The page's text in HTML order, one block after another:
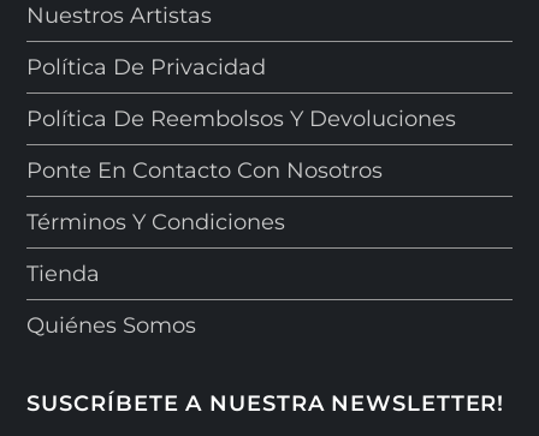
Nuestros Artistas
Política De Privacidad
Política De Reembolsos Y Devoluciones
Ponte En Contacto Con Nosotros
Términos Y Condiciones
Tienda
Quiénes Somos
SUSCRÍBETE A NUESTRA NEWSLETTER!